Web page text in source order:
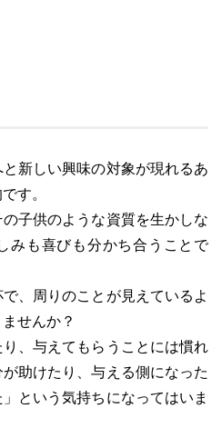
新しい興味の対象が現れるあ
す。
子供のような資質を生かしな
みも喜びも分かち合うことで
、周りのことが見えているよ
せんか？
、与えてもらうことには慣れ
助けたり、与える側になった
という気持ちになってはいま